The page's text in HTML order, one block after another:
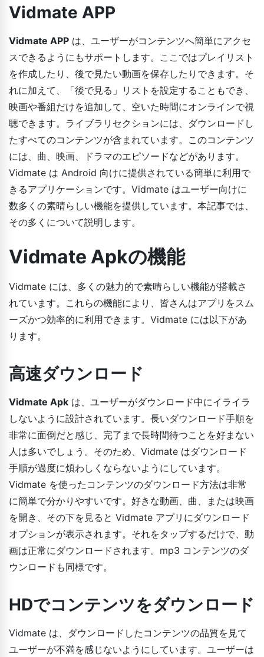
Vidmate APP
Vidmate APP は、ユーザーがコンテンツへ簡単にアクセ
スできるようにもサポートします。ここではプレイリスト
を作成したり、後で見たい動画を保存したりできます。そ
れに加えて、「後で見る」リストを設定することもでき、
映画や番組だけを追加して、空いた時間にオンラインで視
聴できます。ライブラリセクションには、ダウンロードし
たすべてのコンテンツが含まれています。このコンテンツ
には、曲、映画、ドラマのエピソードなどがあります。
Vidmate は Android 向けに提供されている簡単に利用で
きるアプリケーションです。Vidmate はユーザー向けに
数多くの素晴らしい機能を提供しています。本記事では、
その多くについて説明します。
Vidmate Apkの機能
Vidmate には、多くの魅力的で素晴らしい機能が搭載さ
れています。これらの機能により、皆さんはアプリをスム
ーズかつ効率的に利用できます。Vidmate には以下があ
ります。
高速ダウンロード
Vidmate Apk は、ユーザーがダウンロード中にイライラ
しないように設計されています。長いダウンロード手順を
非常に面倒だと感じ、完了まで長時間待つことを好まない
人は多いでしょう。そのため、Vidmate はダウンロード
手順が過度に煩わしくならないようにしています。
Vidmate を使ったコンテンツのダウンロード方法は非常
に簡単で分かりやすいです。好きな動画、曲、または映画
を開き、その下を見ると Vidmate アプリにダウンロード
オプションが表示されます。それをタップするだけで、動
画は正常にダウンロードされます。mp3 コンテンツのダ
ウンロードも同様です。
HDでコンテンツをダウンロード
Vidmate は、ダウンロードしたコンテンツの品質を見て
ユーザーが不満を感じないようにしています。ユーザーは